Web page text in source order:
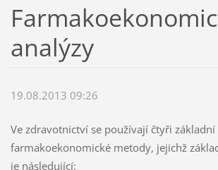
analýzy
19.08.2013 09:26
Ve zdravotnictví se používají čtyři základní
farmakoekonomické metody, jejichž
je následující: